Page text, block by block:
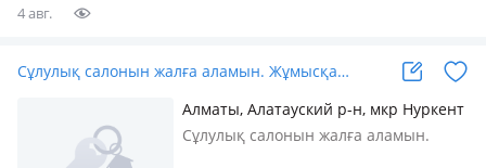
4 авг.
Сұлулық салонын жалға аламын. Жұмысқа…
Алматы, Алатауский р-н, мкр Нуркент
жок — Жок
Сұлулық салонын жалға аламын.